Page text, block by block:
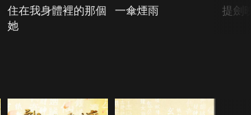
住在我身體裡的那個
她
一傘煙雨 提劍